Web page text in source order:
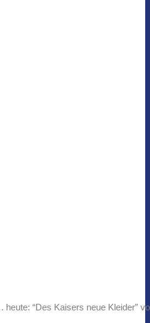
“Des Kaisers neue Kleider”